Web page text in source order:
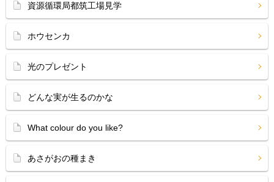
資源循環局都筑工場見学
ホウセンカ
光のプレゼント
どんな実が生るのかな
What colour do you like?
あさがおの種まき